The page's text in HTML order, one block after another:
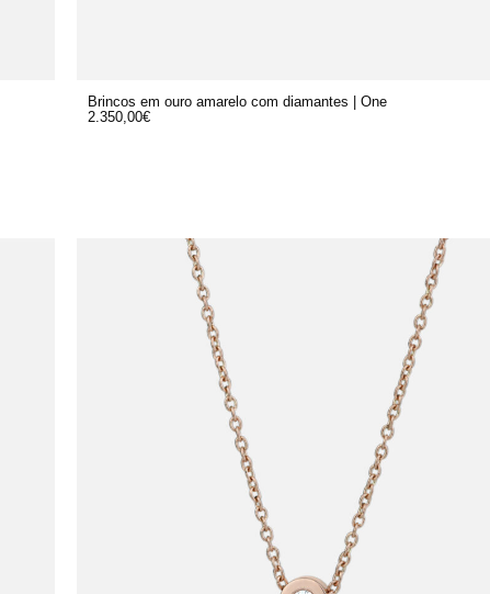
Brincos em ouro amarelo com diamantes | One
2.350,00€